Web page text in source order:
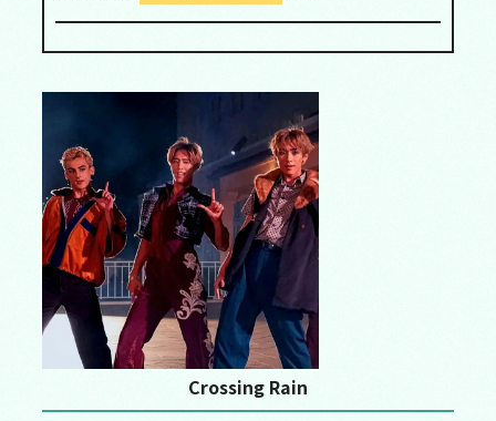
Crossing Rain